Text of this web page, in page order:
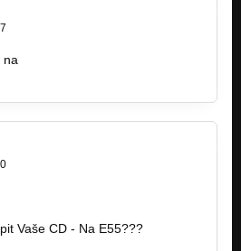
na
Vaše CD - Na E55???